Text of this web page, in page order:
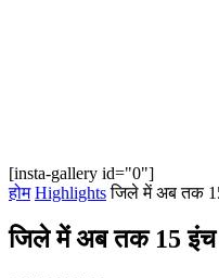
[insta-gallery id="0"]
होम Highlights जिले में अब तक
जिले में अब तक 15 इंच